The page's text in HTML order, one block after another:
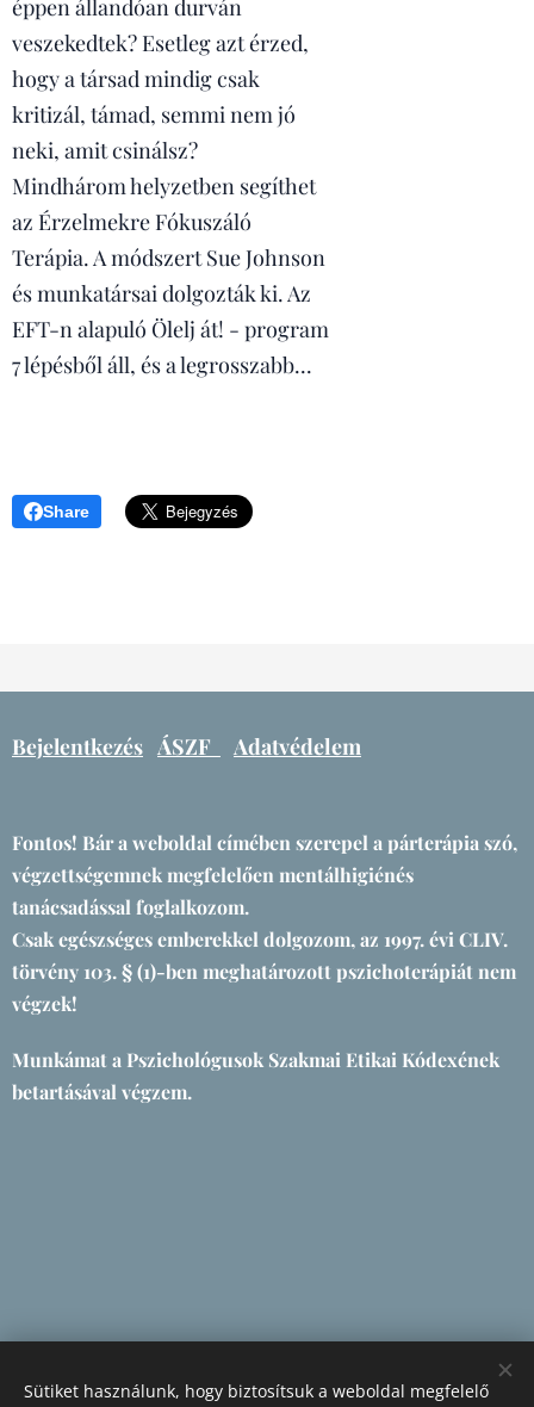
éppen állandóan durván
veszekedtek? Esetleg azt érzed,
hogy a társad mindig csak
kritizál, támad, semmi nem jó
neki, amit csinálsz?
Mindhárom helyzetben segíthet
az Érzelmekre Fókuszáló
Terápia. A módszert Sue Johnson
és munkatársai dolgozták ki. Az
EFT-n alapuló Ölelj át! - program
7 lépésből áll, és a legrosszabb...
Share
Bejelentkezés ÁSZF Adatvédelem
Fontos! Bár a weboldal címében szerepel a párterápia szó,
végzettségemnek megfelelően mentálhigiénés
tanácsadással foglalkozom.
Csak egészséges emberekkel dolgozom, az 1997. évi CLIV.
törvény 103. § (1)-ben meghatározott pszichoterápiát nem
végzek!
Munkámat a Pszichológusok Szakmai Etikai Kódexének
betartásával végzem.
Sütiket használunk, hogy biztosítsuk a weboldal megfelelő